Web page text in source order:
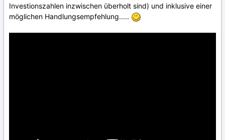
Investionszahlen inzwischen überholt sind) und inklusive einer
möglichen Handlungsempfehlung.....